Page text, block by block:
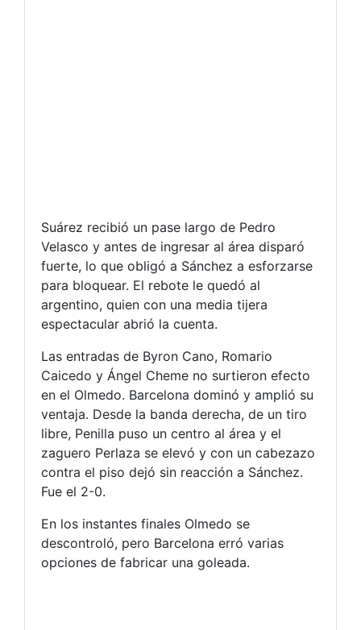
Suárez recibió un pase largo de Pedro
Velasco y antes de ingresar al área disparó
fuerte, lo que obligó a Sánchez a esforzarse
para bloquear. El rebote le quedó al
argentino, quien con una media tijera
espectacular abrió la cuenta.
Las entradas de Byron Cano, Romario
Caicedo y Ángel Cheme no surtieron efecto
en el Olmedo. Barcelona dominó y amplió su
ventaja. Desde la banda derecha, de un tiro
libre, Penilla puso un centro al área y el
zaguero Perlaza se elevó y con un cabezazo
contra el piso dejó sin reacción a Sánchez.
Fue el 2-0.
En los instantes finales Olmedo se
descontroló, pero Barcelona erró varias
opciones de fabricar una goleada.